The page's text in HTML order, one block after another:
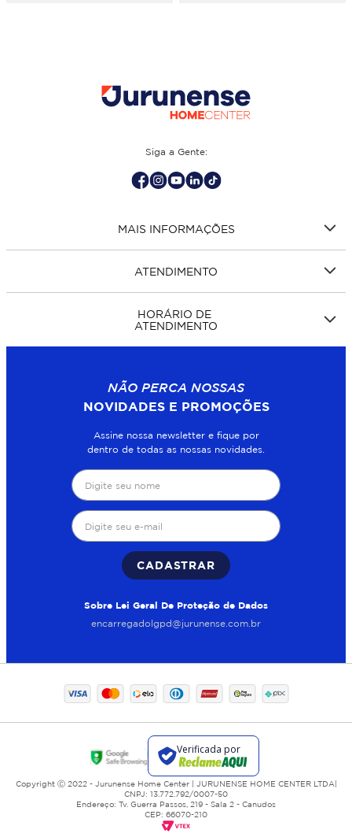
Siga a Gente:
MAIS INFORMAÇÕES
ATENDIMENTO
HORÁRIO DE
ATENDIMENTO
NÃO PERCA NOSSAS
NOVIDADES E PROMOÇÕES
Assine nossa newsletter e fique por
dentro de todas as nossas novidades.
CADASTRAR
Sobre Lei Geral De Proteção de Dados
encarregadolgpd@jurunense.com.br
Copyright Ⓒ 2022 - Jurunense Home Center | JURUNENSE HOME CENTER LTDA|
CNPJ: 13.772.792/0007-50
Endereço: Tv. Guerra Passos, 219 - Sala 2 - Canudos
CEP: 66070-210